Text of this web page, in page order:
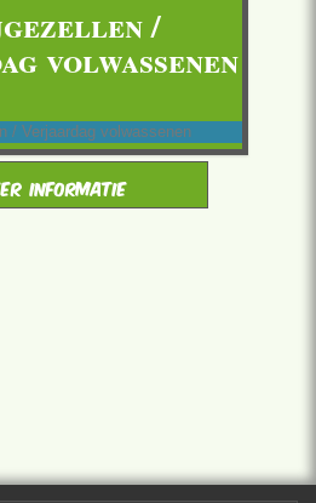
/
volwassenen
volwassenen
informatie